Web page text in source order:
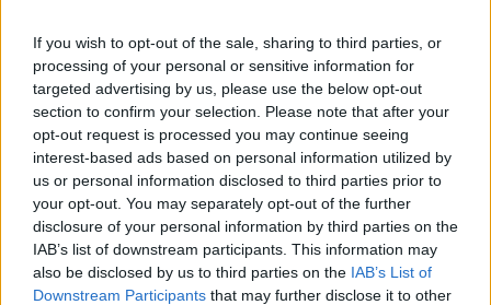
If you wish to opt-out of the sale, sharing to third parties, or
processing of your personal or sensitive information for
targeted advertising by us, please use the below opt-out
section to confirm your selection. Please note that after your
opt-out request is processed you may continue seeing
interest-based ads based on personal information utilized by
us or personal information disclosed to third parties prior to
your opt-out. You may separately opt-out of the further
disclosure of your personal information by third parties on the
IAB’s list of downstream participants. This information may
also be disclosed by us to third parties on the IAB’s List of
Downstream Participants that may further disclose it to other
Στις εικόνες που ανέβασε ποζάρει με το
Γιώργος Λιάγκας και Μαρία
Αντωνά: Καλοκαιρινές
διακοπές στη Μύκονο με φόντο
το Αιγαίο
ΣΉΜΕΡΑ
Το ζευγάρι απολαμβάνει τις
καλοκαιρινές στιγμές πριν επιστρέψει
στις υποχρεώσεις της Αθήνας